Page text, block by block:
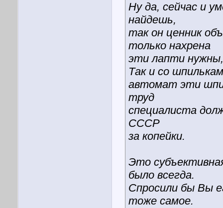
Ну да, сейчас и
найдешь,
так он ценник
только нахрена
эти лапти
Так и со
автомат эти
труд
специалиста
СССР
за копейки.
Это
было всегда.
Спросили бы Вы
тоже самое.